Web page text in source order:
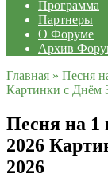
Программа
Партнеры
О Форуме
Архив
Главная » Песня
Картинки с Днём
Песня на
2026
2026